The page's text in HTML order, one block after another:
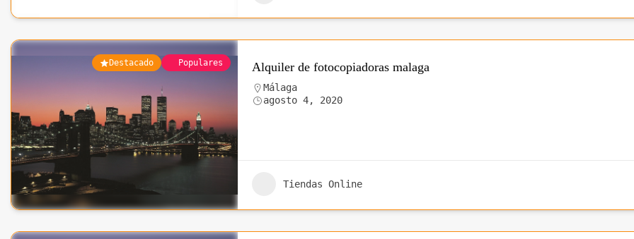
Destacado Populares Alquiler de fotocopiadoras malaga
Málaga
agosto 4, 2020
Tiendas Online